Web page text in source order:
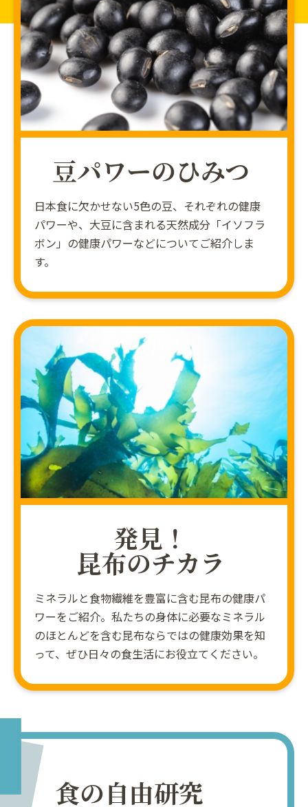
豆パワーのひみつ
日本食に欠かせない5色の豆、それぞれの健康
パワーや、大豆に含まれる天然成分「イソフラ
ボン」の健康パワーなどについてご紹介しま
す。
発見！
昆布のチカラ
ミネラルと食物繊維を豊富に含む昆布の健康パ
ワーをご紹介。私たちの身体に必要なミネラル
のほとんどを含む昆布ならではの健康効果を知
って、ぜひ日々の食生活にお役立てください。
食の自由研究